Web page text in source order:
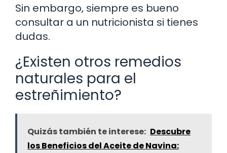
Sin embargo, siempre es bueno
consultar a un nutricionista si tienes
dudas.
¿Existen otros remedios
naturales para el
estreñimiento?
Quizás también te interese: Descubre
los Beneficios del Aceite de Navina: